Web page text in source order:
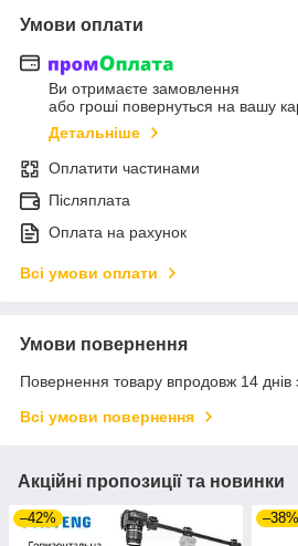
Умови оплати
Ви отримаєте замовлення
або гроші повернуться на вашу
Детальніше
Оплатити частинами
Післяплата
Оплата на рахунок
Всі умови оплати
Умови повернення
Повернення товару впродовж 14 днів
Всі умови повернення
Акційні пропозиції та новинки
–42% –38%